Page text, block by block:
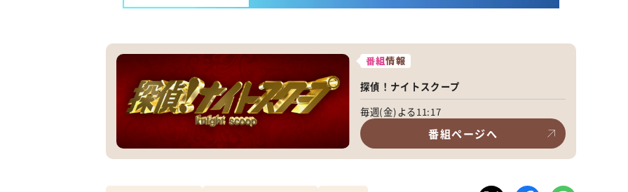
番組情報
探偵！ナイトスクープ
毎週(金)よる11:17
番組ページへ